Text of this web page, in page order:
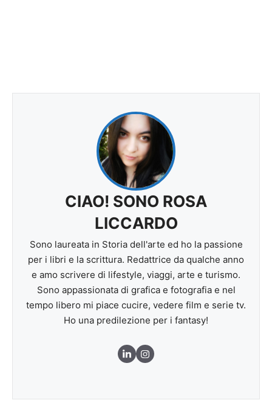
CIAO! SONO ROSA
LICCARDO
Sono laureata in Storia dell'arte ed ho la passione
per i libri e la scrittura. Redattrice da qualche anno
e amo scrivere di lifestyle, viaggi, arte e turismo.
Sono appassionata di grafica e fotografia e nel
tempo libero mi piace cucire, vedere film e serie tv.
Ho una predilezione per i fantasy!